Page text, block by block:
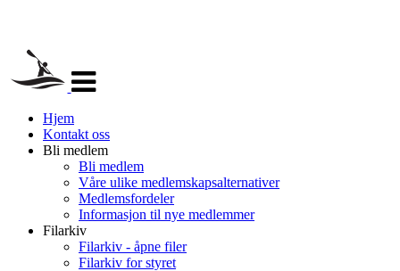
navigasjon
Hjem
Kontakt oss
Bli medlem
Bli medlem
Våre ulike medlemskapsalternativer
Medlemsfordeler
Informasjon til nye medlemmer
Filarkiv
Filarkiv - åpne filer
Filarkiv for styret